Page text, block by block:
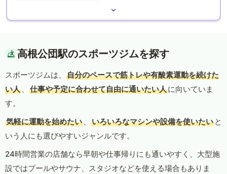
高根公団駅のスポーツジムを探す
スポーツジムは、
自分のペースで筋トレや有酸素運動を続けた
い人 、 仕事や予定に合わせて自由に通いたい人に向いていま
す。
気軽に運動を始めたい 、 いろいろなマシンや設備を使いたい と
いう人にも選びやすいジャンルです。
24時間営業の店舗なら早朝や仕事帰りにも通いやすく、大型施
設ではプールやサウナ、スタジオなどを使える場合もありま